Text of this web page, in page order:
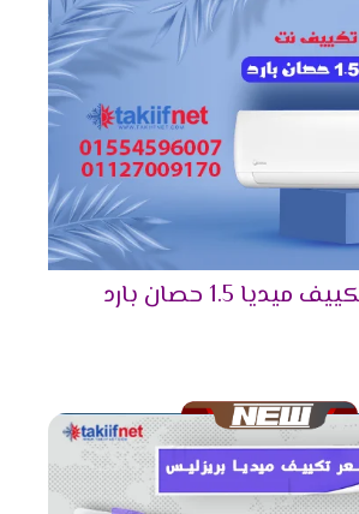
2026
البارد /الساخن
ميديا على أقوى الامكانيات يعمل معنا
فى الصيف يستخدم لتبريد الغرفه
الحرارة العالية وأيضا يستخدم
لتدفئة المكان من البرودة وبالرغم
الجهاز كثيرا لا تقل كفاءته ويبقى عالى
يوفر لنا أفضل تكنولوجيا حديثة
التى تعمل على تقليل استهلاك
يستطيع استخدام الجهاز لأطول فترة
لأى مشكلة من الناحية المادية .
1.5 حصان بارد